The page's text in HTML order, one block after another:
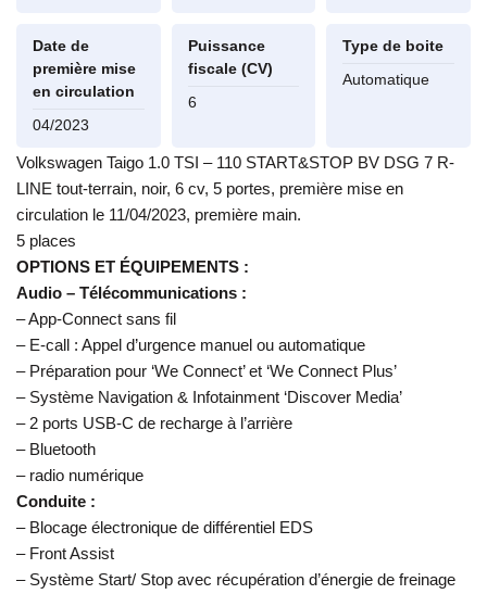
Date de
première mise
en circulation
04/2023
Puissance
fiscale (CV)
6
Type de boite
Automatique
Volkswagen Taigo 1.0 TSI – 110 START&STOP BV DSG 7 R-
LINE tout-terrain, noir, 6 cv, 5 portes, première mise en
circulation le 11/04/2023, première main.
5 places
OPTIONS ET ÉQUIPEMENTS :
Audio – Télécommunications :
– App-Connect sans fil
– E-call : Appel d’urgence manuel ou automatique
– Préparation pour ‘We Connect’ et ‘We Connect Plus’
– Système Navigation & Infotainment ‘Discover Media’
– 2 ports USB-C de recharge à l’arrière
– Bluetooth
– radio numérique
Conduite :
– Blocage électronique de différentiel EDS
– Front Assist
– Système Start/ Stop avec récupération d’énergie de freinage